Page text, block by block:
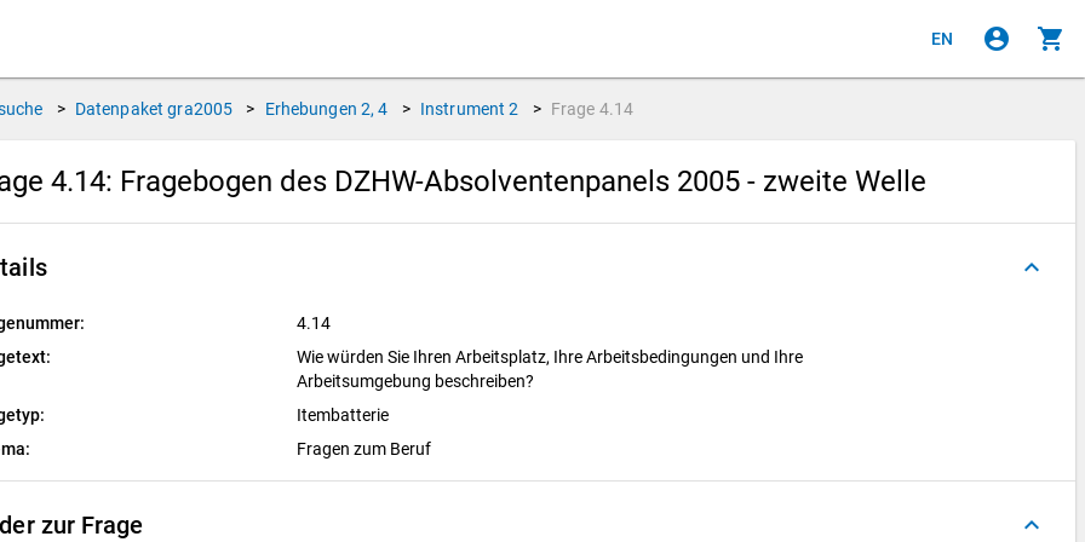
EN account_circle shopping_cart
> Datenpaket gra2005 > Erhebungen 2, 4 > Instrument 2 > Frage 4.14
4.14: Fragebogen des DZHW-Absolventenpanels 2005 - zweite Welle
keyboard_arrow_up
4.14
Wie würden Sie Ihren Arbeitsplatz, Ihre Arbeitsbedingungen und Ihre
Arbeitsumgebung beschreiben?
Itembatterie
Fragen zum Beruf
zur Frage keyboard_arrow_up